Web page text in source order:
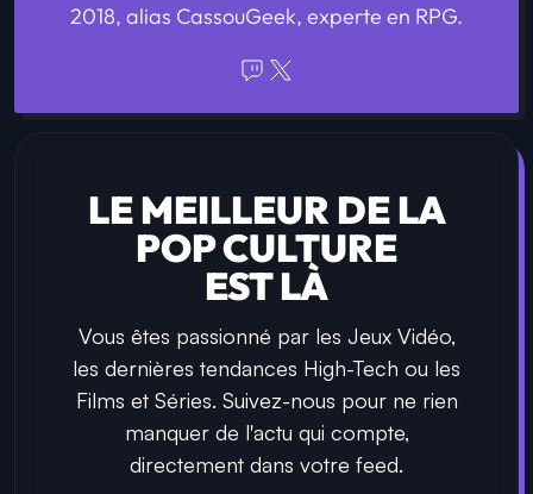
2018, alias CassouGeek, experte en RPG.
LE MEILLEUR DE LA
POP CULTURE
EST LÀ
Vous êtes passionné par les Jeux Vidéo,
les dernières tendances High-Tech ou les
Films et Séries. Suivez-nous pour ne rien
manquer de l'actu qui compte,
directement dans votre feed.